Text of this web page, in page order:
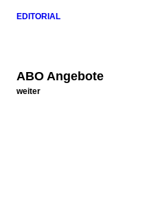
EDITORIAL
ABO Angebote
weiter